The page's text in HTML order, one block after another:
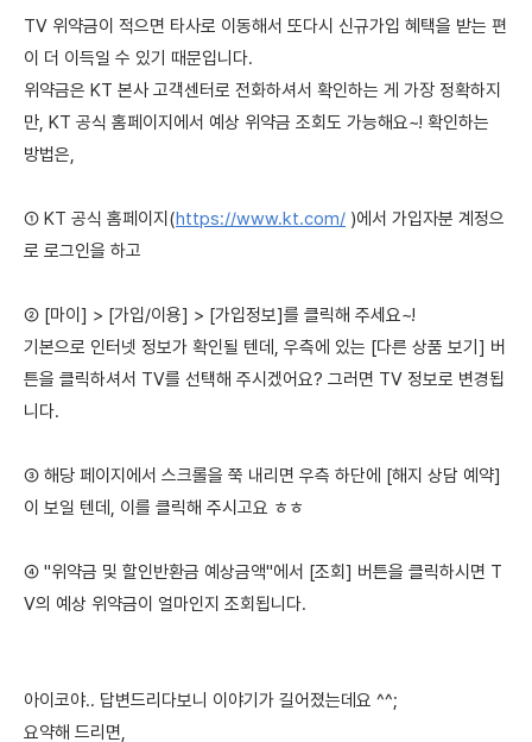
TV 위약금이 적으면 타사로 이동해서 또다시 신규가입 혜택을 받는 편
이 더 이득일 수 있기 때문입니다.
위약금은 KT 본사 고객센터로 전화하셔서 확인하는 게 가장 정확하지
만, KT 공식 홈페이지에서 예상 위약금 조회도 가능해요~! 확인하는
방법은,
① KT 공식 홈페이지(https://www.kt.com/ )에서 가입자분 계정으
로 로그인을 하고
② [마이] > [가입/이용] > [가입정보]를 클릭해 주세요~!
기본으로 인터넷 정보가 확인될 텐데, 우측에 있는 [다른 상품 보기] 버
튼을 클릭하셔서 TV를 선택해 주시겠어요? 그러면 TV 정보로 변경됩
니다.
③ 해당 페이지에서 스크롤을 쭉 내리면 우측 하단에 [해지 상담 예약]
이 보일 텐데, 이를 클릭해 주시고요 ㅎㅎ
④ "위약금 및 할인반환금 예상금액"에서 [조회] 버튼을 클릭하시면 T
V의 예상 위약금이 얼마인지 조회됩니다.
아이코야.. 답변드리다보니 이야기가 길어졌는데요 ^^;
요약해 드리면,